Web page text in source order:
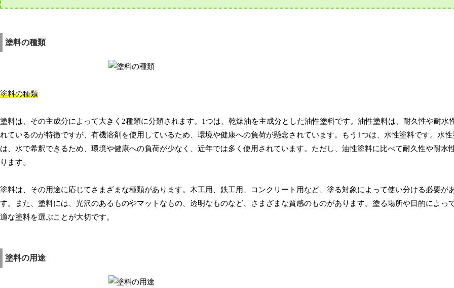
塗料の種類
塗料の種類
塗料は、その主成分によって大きく2種類に分類されます。1つは、乾燥油を主成分とした油性塗料です。油性塗料は、耐久性や耐水
れているのが特徴ですが、有機溶剤を使用しているため、環境や健康への負荷が懸念されています。もう1つは、水性塗料です。水性
は、水で希釈できるため、環境や健康への負荷が少なく、近年では多く使用されています。ただし、油性塗料に比べて耐久性や耐水
ります。
塗料は、その用途に応じてさまざまな種類があります。木工用、鉄工用、コンクリート用など、塗る対象によって使い分ける必要が
す。また、塗料には、光沢のあるものやマットなもの、透明なものなど、さまざまな質感のものがあります。塗る場所や目的によっ
適な塗料を選ぶことが大切です。
塗料の用途